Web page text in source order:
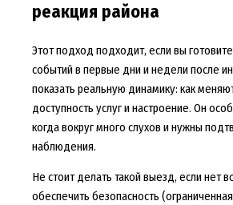
реакция района
Этот подход подходит, если вы
событий в первые дни и недели после
показать реальную динамику: как
доступность услуг и настроение. Он
когда вокруг много слухов и нужны
наблюдения.
Не стоит делать такой выезд, если нет
обеспечить безопасность